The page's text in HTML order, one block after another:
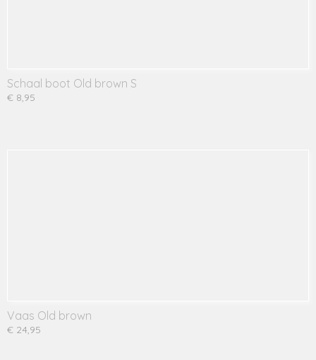
Schaal boot Old brown S
€ 8,95
Vaas Old brown
€ 24,95